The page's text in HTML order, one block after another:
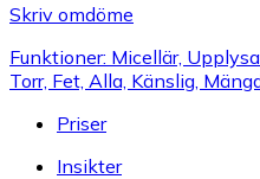
Skriv omdöme
Funktioner: Micellär,
Torr, Fet, Alla, Känslig,
Priser
Insikter